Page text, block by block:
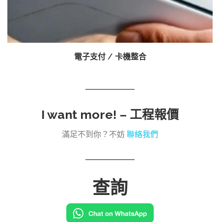
電子支付 / 卡機整合
I want more! – 工程報價
滿足不到你？不妨聯絡我們
查詢